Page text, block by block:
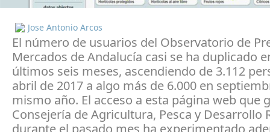
Jose Antonio Arcos
El número de usuarios del Observatorio de
Mercados de Andalucía casi se ha duplicado
últimos seis meses, ascendiendo de 3.112
abril de 2017 a algo más de 6.000 en
mismo año. El acceso a esta página web que
Consejería de Agricultura, Pesca y Desarrollo
durante el pasado mes ha experimentado